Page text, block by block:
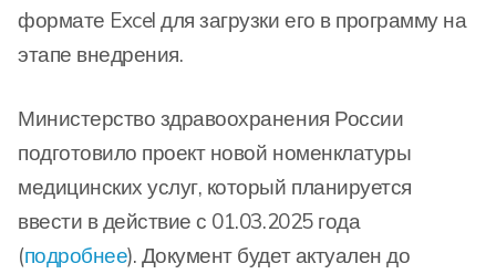
формате Excel для загрузки его в программу на
этапе внедрения.
Министерство здравоохранения России
подготовило проект новой номенклатуры
медицинских услуг, который планируется
ввести в действие с 01.03.2025 года
(подробнее). Документ будет актуален до